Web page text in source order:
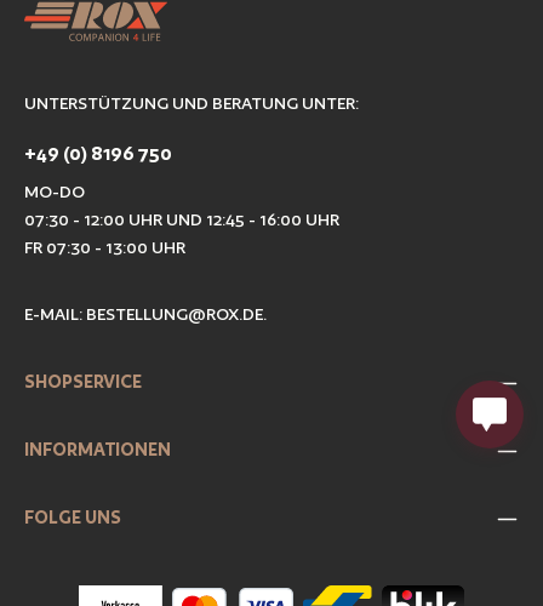
UNTERSTÜTZUNG UND BERATUNG UNTER:
+49 (0) 8196 750
MO-DO
07:30 - 12:00 UHR UND 12:45 - 16:00 UHR
FR 07:30 - 13:00 UHR
E-MAIL: BESTELLUNG@ROX.DE.
SHOPSERVICE
INFORMATIONEN
FOLGE UNS